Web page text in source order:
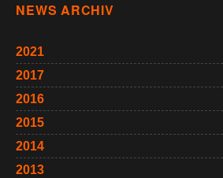
NEWS ARCHIV
2021
2017
2016
2015
2014
2013